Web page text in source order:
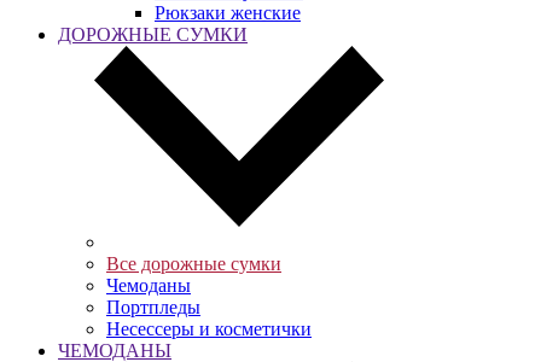
Рюкзаки женские
ДОРОЖНЫЕ СУМКИ
Все дорожные сумки
Чемоданы
Портпледы
Несессеры и косметички
ЧЕМОДАНЫ